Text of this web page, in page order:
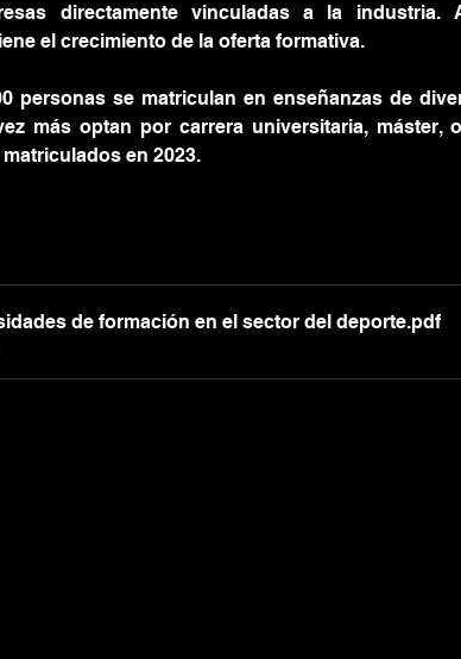
directamente vinculadas a la industria.
el crecimiento de la oferta formativa.
personas se matriculan en enseñanzas de
más optan por carrera universitaria, máster,
en 2023.
de formación en el sector del deporte.pdf